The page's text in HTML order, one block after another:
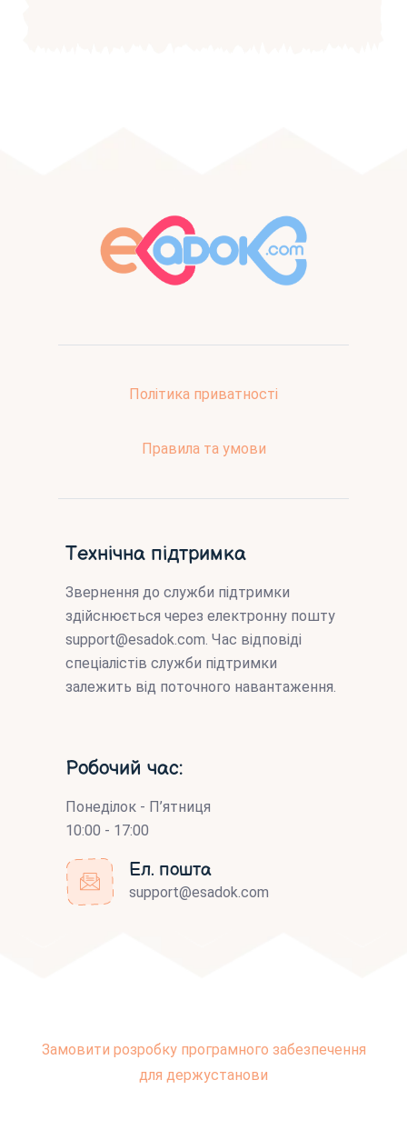
Політика приватності
Правила та умови
Технічна підтримка
Звернення до служби підтримки
здійснюється через електронну пошту
support@esadok.com. Час відповіді
спеціалістів служби підтримки
залежить від поточного навантаження.
Робочий час:
Понеділок - П’ятниця
10:00 - 17:00
Ел. пошта
support@esadok.com
Замовити розробку програмного забезпечення
для держустанови